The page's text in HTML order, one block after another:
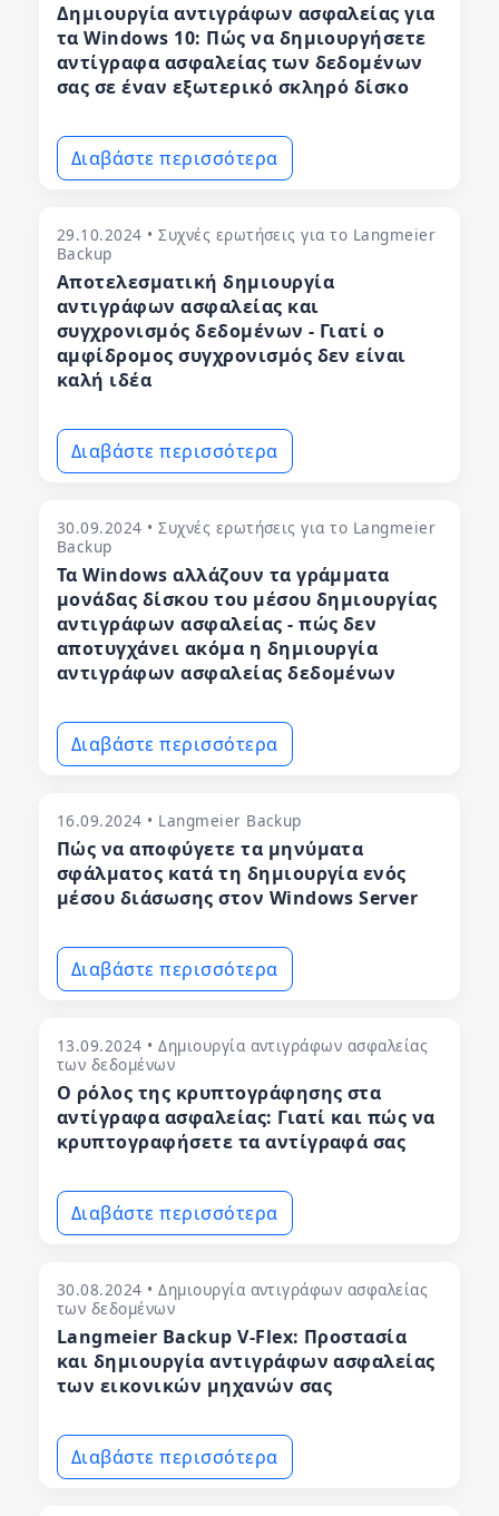
Δημιουργία αντιγράφων ασφαλείας για
τα Windows 10: Πώς να δημιουργήσετε
αντίγραφα ασφαλείας των δεδομένων
σας σε έναν εξωτερικό σκληρό δίσκο
Διαβάστε περισσότερα
29.10.2024 • Συχνές ερωτήσεις για το Langmeier
Backup
Αποτελεσματική δημιουργία
αντιγράφων ασφαλείας και
συγχρονισμός δεδομένων - Γιατί ο
αμφίδρομος συγχρονισμός δεν είναι
καλή ιδέα
Διαβάστε περισσότερα
30.09.2024 • Συχνές ερωτήσεις για το Langmeier
Backup
Τα Windows αλλάζουν τα γράμματα
μονάδας δίσκου του μέσου δημιουργίας
αντιγράφων ασφαλείας - πώς δεν
αποτυγχάνει ακόμα η δημιουργία
αντιγράφων ασφαλείας δεδομένων
Διαβάστε περισσότερα
16.09.2024 • Langmeier Backup
Πώς να αποφύγετε τα μηνύματα
σφάλματος κατά τη δημιουργία ενός
μέσου διάσωσης στον Windows Server
Διαβάστε περισσότερα
13.09.2024 • Δημιουργία αντιγράφων ασφαλείας
των δεδομένων
Ο ρόλος της κρυπτογράφησης στα
αντίγραφα ασφαλείας: Γιατί και πώς να
κρυπτογραφήσετε τα αντίγραφά σας
Διαβάστε περισσότερα
30.08.2024 • Δημιουργία αντιγράφων ασφαλείας
των δεδομένων
Langmeier Backup V-Flex: Προστασία
και δημιουργία αντιγράφων ασφαλείας
των εικονικών μηχανών σας
Διαβάστε περισσότερα